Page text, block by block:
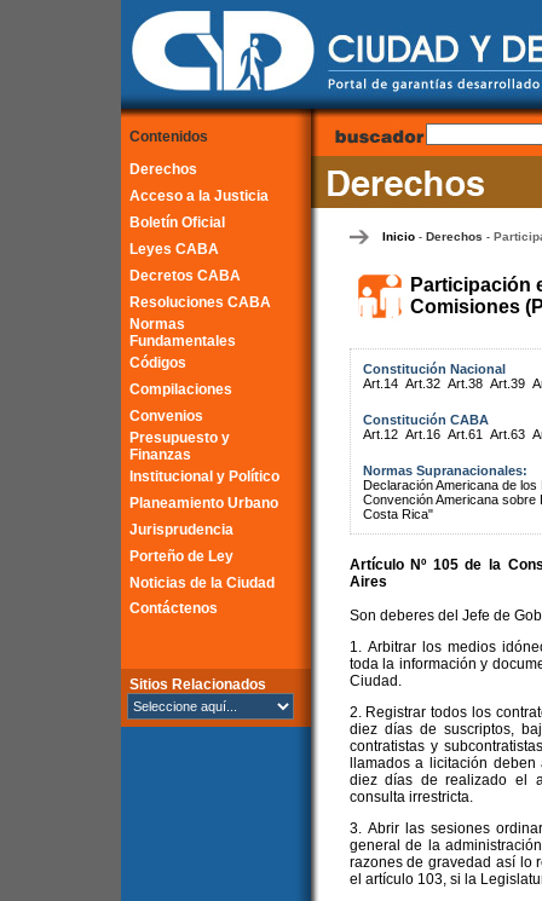
Contenidos
Derechos
Acceso a la Justicia
Boletín Oficial
Leyes CABA
Decretos CABA
Resoluciones CABA
Normas
Fundamentales
Códigos
Compilaciones
Convenios
Presupuesto y
Finanzas
Institucional y Político
Planeamiento Urbano
Jurisprudencia
Porteño de Ley
Noticias de la Ciudad
Contáctenos
Sitios Relacionados
Inicio- Derechos -
Participación
Comisiones
Constitución Nacional
Art.14 Art.32 Art.38 Art.39
Constitución CABA
Art.12 Art.16 Art.61 Art.63
Normas Supranacionales:
Declaración Americana de
Convención Americana
Costa Rica"
Artículo Nº 105 de la
Aires
Son deberes del Jefe de
1. Arbitrar los medios
toda la información y
Ciudad.
2. Registrar todos los
diez días de suscriptos,
contratistas y
llamados a licitación
diez días de realizado el
consulta irrestricta.
3. Abrir las sesiones
general de la
razones de gravedad así lo
el artículo 103, si la